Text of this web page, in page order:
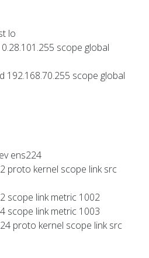
lo
scope global
192.168.70.255 scope global
ens224
proto kernel scope link src
scope link metric 1002
scope link metric 1003
proto kernel scope link src